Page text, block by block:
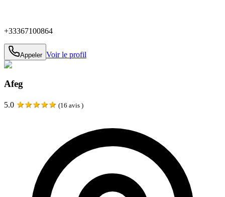
+33367100864
Appeler Voir le profil
Afeg
5.0 ★★★★★ (16 avis )